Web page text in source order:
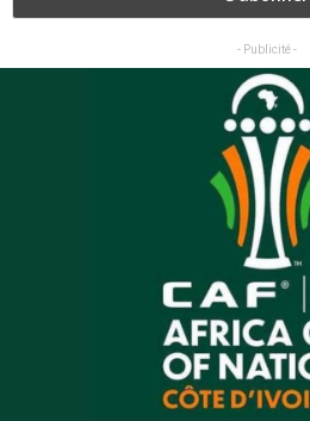
- Publicité -